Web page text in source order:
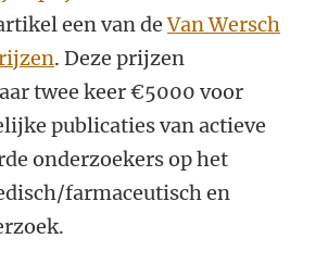
een van deVan Wersch
. Deze prijzen
twee keer €5000 voor
publicaties van actieve
onderzoekers op het
farmaceutisch en